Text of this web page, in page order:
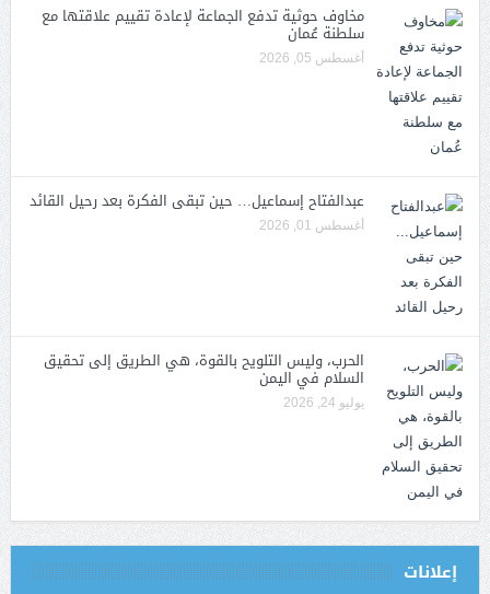
مخاوف حوثية تدفع الجماعة لإعادة تقييم علاقتها مع
سلطنة عُمان
أغسطس 05, 2026
عبدالفتاح إسماعيل… حين تبقى الفكرة بعد رحيل القائد
أغسطس 01, 2026
الحرب، وليس التلويح بالقوة، هي الطريق إلى تحقيق
السلام في اليمن
يوليو 24, 2026
إعلانات